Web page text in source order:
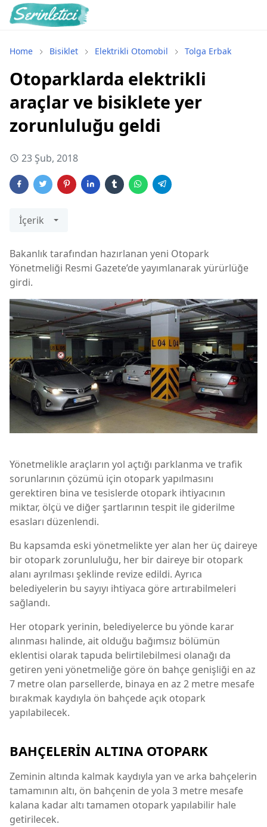
Home Bisiklet Elektrikli Otomobil Tolga Erbak
Otoparklarda elektrikli
araçlar ve bisiklete yer
zorunluluğu geldi
23 Şub, 2018
İçerik
Bakanlık tarafından hazırlanan yeni Otopark
Yönetmeliği Resmi Gazete’de yayımlanarak yürürlüğe
girdi.
Yönetmelikle araçların yol açtığı parklanma ve trafik
sorunlarının çözümü için otopark yapılmasını
gerektiren bina ve tesislerde otopark ihtiyacının
miktar, ölçü ve diğer şartlarının tespit ile giderilme
esasları düzenlendi.
Bu kapsamda eski yönetmelikte yer alan her üç daireye
bir otopark zorunluluğu, her bir daireye bir otopark
alanı ayrılması şeklinde revize edildi. Ayrıca
belediyelerin bu sayıyı ihtiyaca göre artırabilmeleri
sağlandı.
Her otopark yerinin, belediyelerce bu yönde karar
alınması halinde, ait olduğu bağımsız bölümün
eklentisi olarak tapuda belirtilebilmesi olanağı da
getiren yeni yönetmeliğe göre ön bahçe genişliği en az
7 metre olan parsellerde, binaya en az 2 metre mesafe
bırakmak kaydıyla ön bahçede açık otopark
yapılabilecek.
BAHÇELERİN ALTINA OTOPARK
Zeminin altında kalmak kaydıyla yan ve arka bahçelerin
tamamının altı, ön bahçenin de yola 3 metre mesafe
kalana kadar altı tamamen otopark yapılabilir hale
getirilecek.